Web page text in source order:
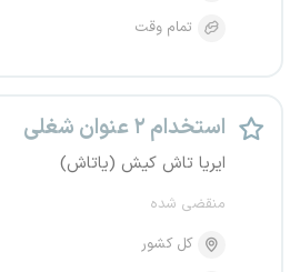
تمام وقت
استخدام ۲ عنوان شغلی
ایریا تاش کیش (یاتاش)
منقضی شده
کل کشور